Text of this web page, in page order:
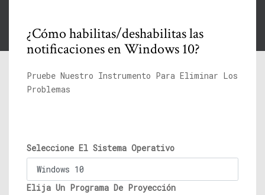
¿Cómo habilitas/deshabilitas las
notificaciones en Windows 10?
Pruebe Nuestro Instrumento Para Eliminar Los
Problemas
Seleccione El Sistema Operativo
Elija Un Programa De Proyección